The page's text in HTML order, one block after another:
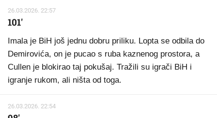
26.03.2026. 22:57
101'
Imala je BiH još jednu dobru priliku. Lopta se odbila do
Demirovića, on je pucao s ruba kaznenog prostora, a
Cullen je blokirao taj pokušaj. Tražili su igrači BiH i
igranje rukom, ali ništa od toga.
26.03.2026. 22:54